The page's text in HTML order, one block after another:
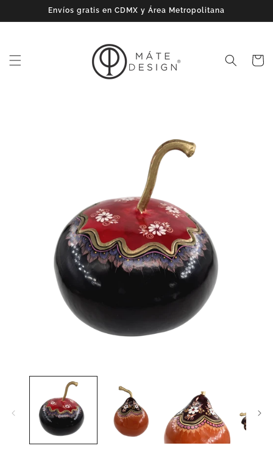
directamente
al contenido
Envíos gratis en CDMX y Área Metropolitana
Carrito